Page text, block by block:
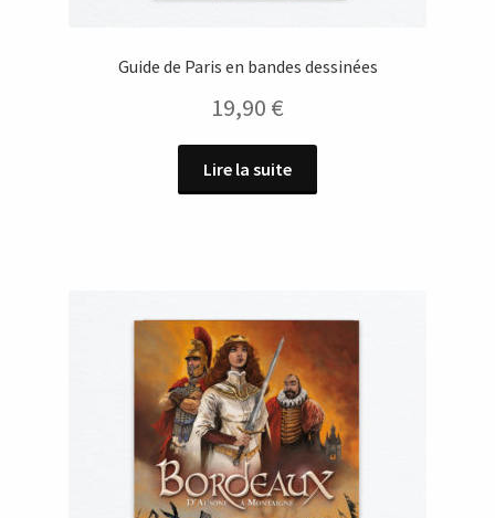
Guide de Paris en bandes dessinées
19,90 €
Lire la suite